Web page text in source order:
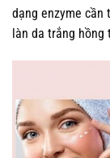
dạng enzyme
làn da trắng hồng